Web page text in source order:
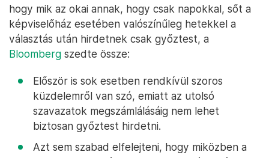
hogy mik az okai annak, hogy csak napokkal, sőt a
képviselőház esetében valószínűleg hetekkel a
választás után hirdetnek csak győztest, a
Bloomberg szedte össze:
Először is sok esetben rendkívül szoros
küzdelemről van szó, emiatt az utolsó
szavazatok megszámlálásáig nem lehet
biztosan győztest hirdetni.
Azt sem szabad elfelejteni, hogy miközben a